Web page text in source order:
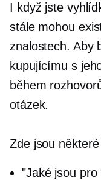
I když jste
stále mohou
znalostech. Aby
kupujícímu s
během
otázek.
Zde jsou
"Jaké jsou pro